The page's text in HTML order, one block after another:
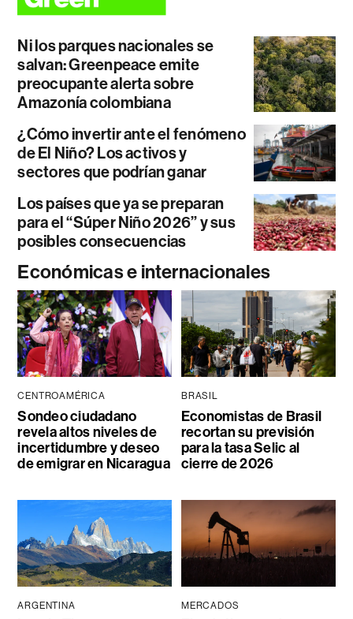
Ni los parques nacionales se
salvan: Greenpeace emite
preocupante alerta sobre
Amazonía colombiana
¿Cómo invertir ante el fenómeno
de El Niño? Los activos y
sectores que podrían ganar
Los países que ya se preparan
para el “Súper Niño 2026” y sus
posibles consecuencias
Económicas e internacionales
CENTROAMÉRICA
Sondeo ciudadano
revela altos niveles de
incertidumbre y deseo
de emigrar en Nicaragua
BRASIL
Economistas de Brasil
recortan su previsión
para la tasa Selic al
cierre de 2026
ARGENTINA MERCADOS